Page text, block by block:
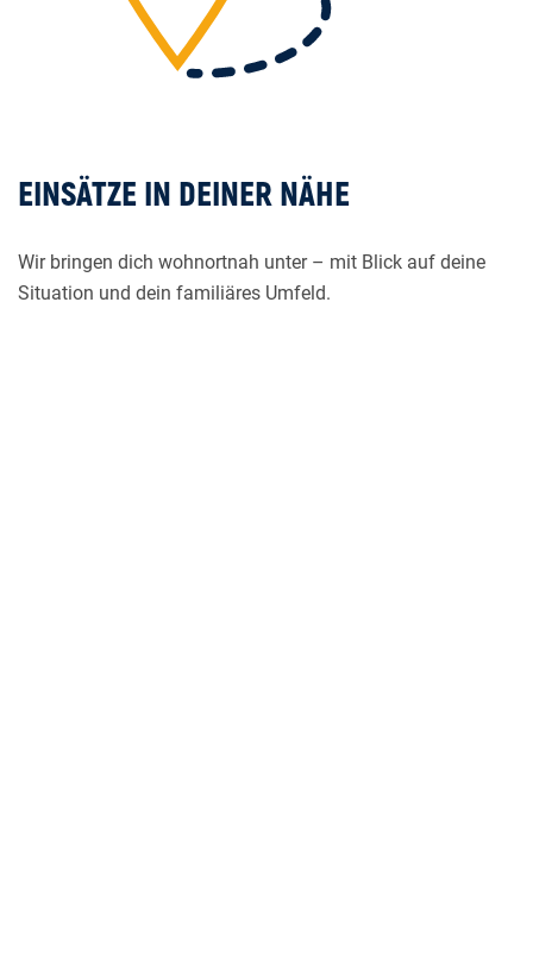
EINSÄTZE IN DEINER NÄHE
Wir bringen dich wohnortnah unter – mit Blick auf deine
Situation und dein familiäres Umfeld.